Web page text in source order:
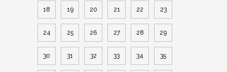
18 19 20 21 22 23
24 25 26 27 28 29
30 31 32 33 34 35